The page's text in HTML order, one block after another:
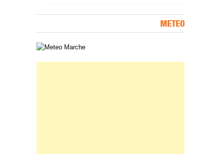
METEO
Carta meteorologica delle Marche